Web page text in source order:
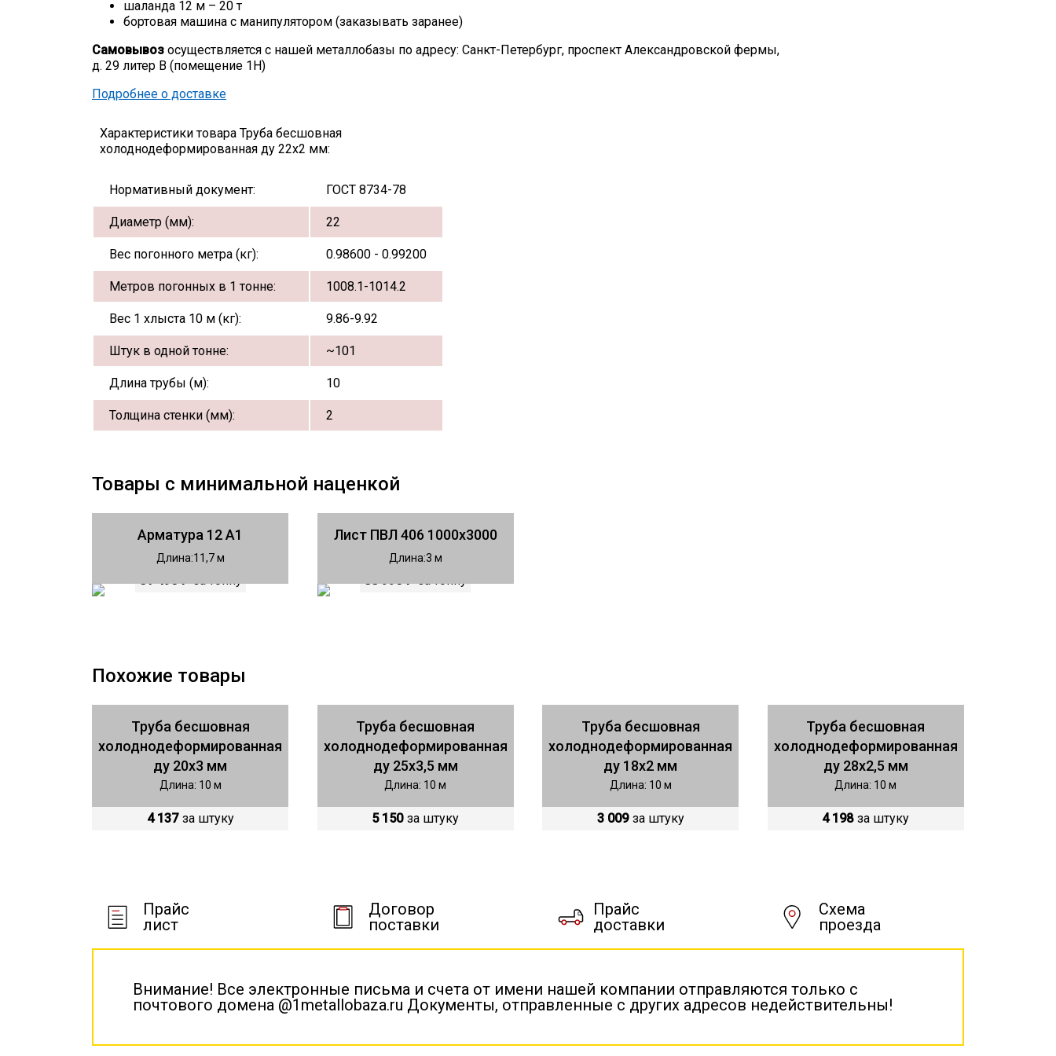
шаланда 12 м – 20 т
бортовая машина с манипулятором (заказывать заранее)
Самовывоз осуществляется с нашей металлобазы по адресу: Санкт-Петербург, проспект Александровской фермы,
д. 29 литер В (помещение 1Н)
Подробнее о доставке
Характеристики товара Труба бесшовная
холоднодеформированная ду 22х2 мм:
Нормативный документ: ГОСТ 8734-78
Диаметр (мм): 22
Вес погонного метра (кг): 0.98600 - 0.99200
Метров погонных в 1 тонне: 1008.1-1014.2
Вес 1 хлыста 10 м (кг): 9.86-9.92
Штук в одной тонне: ~101
Длина трубы (м): 10
Толщина стенки (мм): 2
Товары с минимальной наценкой
Арматура 12 А1
Длина 11,7
81 490 ₽ за тонну
Лист ПВЛ 406 1000х3000
Длина 3
88 990 ₽ за тонну
Похожие товары
Труба бесшовная
холоднодеформированная
ду 20х3 мм
Длина: 10 м
4 137 за штуку
Труба бесшовная
холоднодеформированная
ду 25х3,5 мм
Длина: 10 м
5 150 за штуку
Труба бесшовная
холоднодеформированная
ду 18х2 мм
Длина: 10 м
3 009 за штуку
Труба бесшовная
холоднодеформированная
ду 28х2,5 мм
Длина: 10 м
4 198 за штуку
Прайс
лист
Договор
поставки
Прайс
доставки
Схема
проезда
Внимание! Все электронные письма и счета от имени нашей компании отправляются только с
почтового домена @1metallobaza.ru Документы, отправленные с других адресов недействительны!